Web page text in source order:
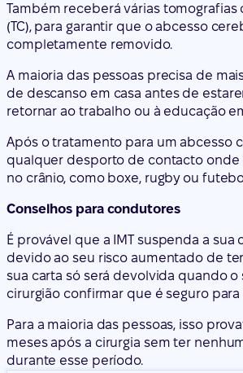
Também receberá várias
(TC), para garantir que o abcesso
completamente removido.
A maioria das pessoas precisa de
de descanso em casa antes de
retornar ao trabalho ou à educação
Após o tratamento para um abcesso
qualquer desporto de contacto onde
no crânio, como boxe, rugby ou
Conselhos para condutores
É provável que a IMT suspenda a
devido ao seu risco aumentado de
sua carta só será devolvida quando o
cirurgião confirmar que é seguro para
Para a maioria das pessoas, isso
meses após a cirurgia sem ter
durante esse período.